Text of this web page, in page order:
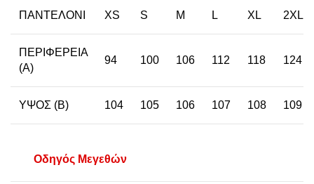
ΠΑΝΤΕΛΟΝΙ XS S M L XL 2XL
ΠΕΡΙΦΕΡΕΙΑ
(Α)
94 100 106 112 118 124
ΥΨΟΣ (Β) 104 105 106 107 108 109
Οδηγός Μεγεθών